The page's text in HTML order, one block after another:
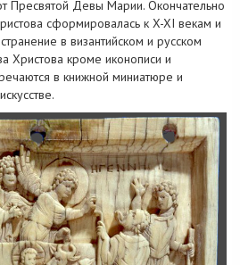
Пресвятой Девы Марии. Окончательно
сформировалась к X-XI векам и
в византийском и русском
Христова кроме иконописи и
в книжной миниатюре и